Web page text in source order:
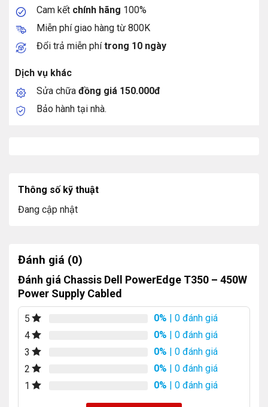
Cam kết chính hãng 100%
Miễn phí giao hàng từ 800K
Đổi trả miễn phítrong 10 ngày
Dịch vụ khác
Sửa chữa đồng giá 150.000đ
Bảo hành tại nhà.
Thông số kỹ thuật
Đang cập nhật
Đánh giá (0)
Đánh giá Chassis Dell PowerEdge T350 – 450W
Power Supply Cabled
5 0% | 0 đánh giá
4
0% | 0 đánh giá
3
0% | 0 đánh giá
2
0% | 0 đánh giá
1
0% | 0 đánh giá